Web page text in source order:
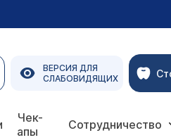
ВЕРСИЯ ДЛЯ
СЛАБОВИДЯЩИХ
Чек-
апы
Сотрудничество